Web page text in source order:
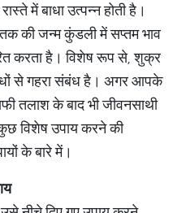
में बाधा उत्पन्न होती है।
की जन्म कुंडली में सप्तम भाव
करता है। विशेष रूप से, शुक्र
से गहरा संबंध है। अगर आपके
तलाश के बाद भी जीवनसाथी
विशेष उपाय करने की
के बारे में।